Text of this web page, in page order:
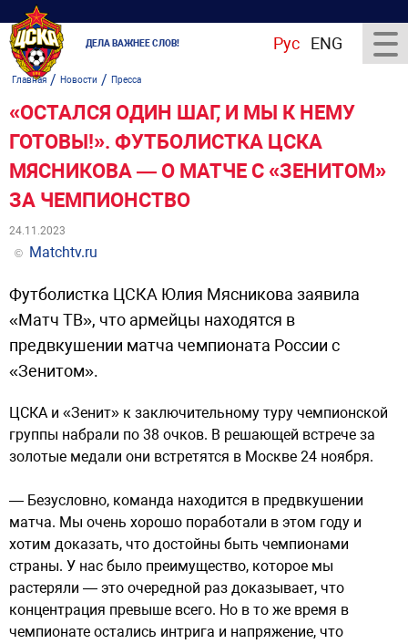
ДЕЛА ВАЖНЕЕ СЛОВ! Рус ENG
Главная/ Новости / Пресса
«ОСТАЛСЯ ОДИН ШАГ, И МЫ К НЕМУ
ГОТОВЫ!». ФУТБОЛИСТКА ЦСКА
МЯСНИКОВА — О МАТЧЕ С «ЗЕНИТОМ»
ЗА ЧЕМПИОНСТВО
24.11.2023
© Matchtv.ru
Футболистка ЦСКА Юлия Мясникова заявила
«Матч ТВ», что армейцы находятся в
предвкушении матча чемпионата России с
«Зенитом».
ЦСКА и «Зенит» к заключительному туру чемпионской
группы набрали по 38 очков. В решающей встрече за
золотые медали они встретятся в Москве 24 ноября.
— Безусловно, команда находится в предвкушении
матча. Мы очень хорошо поработали в этом году и
хотим доказать, что достойны быть чемпионами
страны. У нас было преимущество, которое мы
растеряли — это очередной раз доказывает, что
концентрация превыше всего. Но в то же время в
чемпионате остались интрига и напряжение, что